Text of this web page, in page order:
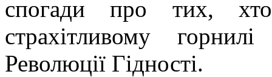
спогади про тих,
страхітливому
Революції Гідності.